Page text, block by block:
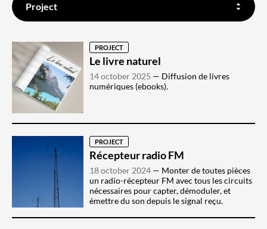
ON
THE
CONTENT
YOU
SEARCH
Project
PROJECT
Le livre naturel
14 october 2025
Diffusion de livres
numériques (ebooks).
PROJECT
Récepteur radio FM
18 october 2024
Monter de toutes pièces
un radio-récepteur FM avec tous les circuits
nécessaires pour capter, démoduler, et
émettre du son depuis le signal reçu.